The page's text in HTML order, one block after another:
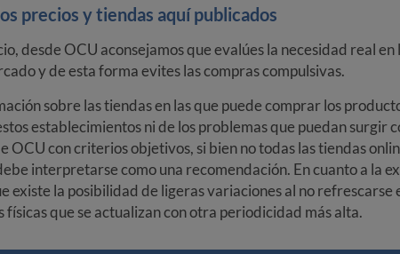
precios y tiendas aquí publicados
desde OCU aconsejamos que evalúes la necesidad real
y de esta forma evites las compras compulsivas.
sobre las tiendas en las que puede comprar los
establecimientos ni de los problemas que puedan surgir
OCU con criterios objetivos, si bien no todas las tiendas
interpretarse como una recomendación. En cuanto a la
existe la posibilidad de ligeras variaciones al no refrescarse
que se actualizan con otra periodicidad más alta.